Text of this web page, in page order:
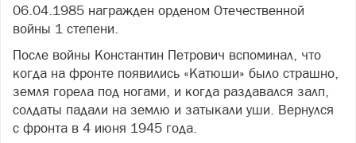
06.04.1985 награжден орденом Отечественной
войны 1 степени.
После войны Константин Петрович вспоминал, что
когда на фронте появились «Катюши» было страшно,
земля горела под ногами, и когда раздавался залп,
солдаты падали на землю и затыкали уши. Вернулся
с фронта в 4 июня 1945 года.